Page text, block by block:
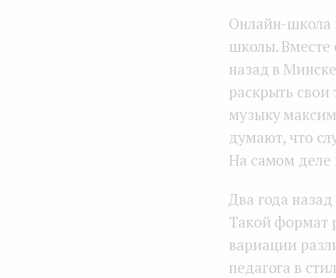
Онлайн-школа
школы. Вместе
назад в
раскрыть
музыку
думают, что
На самом деле
Два года
Такой формат
вариации
педагога в